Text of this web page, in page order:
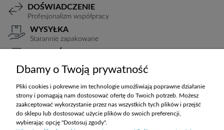
DOŚWIADCZENIE
Profesjonalizm współpracy
WYSYŁKA
Starannie zapakowane
TRANSPORT
Koszty ustalane indywidualnie
ZAKUPY
Dbamy o Twoją prywatność
Pliki cookies i pokrewne im technologie umożliwiają poprawne działanie
strony i pomagają nam dostosować ofertę do Twoich potrzeb. Możesz
zaakceptować wykorzystanie przez nas wszystkich tych plików i przejść
do sklepu lub dostosować użycie plików do swoich preferencji,
wybierając opcję "Dostosuj zgody".